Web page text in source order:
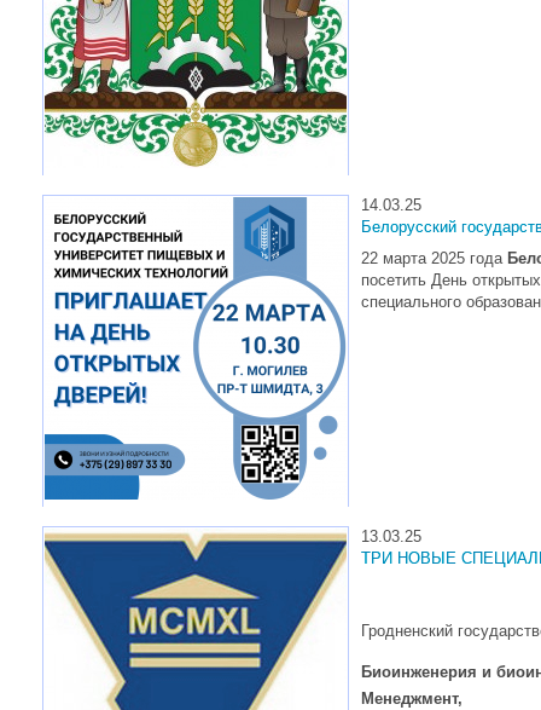
14.03.25
Белорусский
22 марта 2025 года
посетить День
специального
13.03.25
ТРИ НОВЫЕ
Гродненский
Биоинженерия и
Менеджмент,